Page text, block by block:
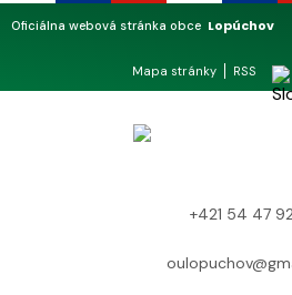
Oficiálna webová stránka obce Lopúchov
Mapa stránky RSS
+421 54 47 92